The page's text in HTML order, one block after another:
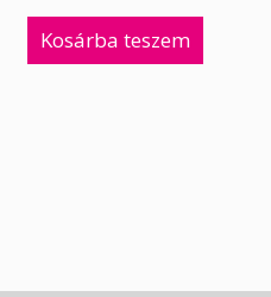
Kosárba teszem